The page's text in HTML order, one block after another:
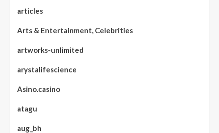
articles
Arts & Entertainment, Celebrities
artworks-unlimited
arystalifescience
Asino.casino
atagu
aug_bh